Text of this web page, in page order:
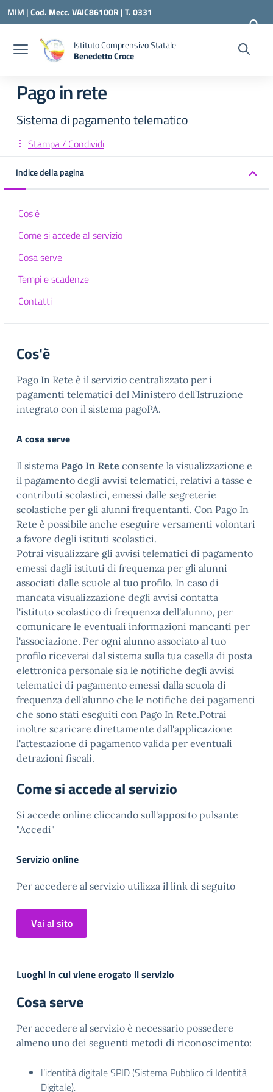
Vai ai contenuti
Vai al menu di navigazione
Vai al footer
MIM |Cod. Mecc. VAIC86100R | T. 0331
240260 | VAIC86100R@ISTRUZIONE.IT
Istituto Comprensivo Statale
Benedetto Croce
Pago in rete
Sistema di pagamento telematico
Stampa / Condividi
Indice della pagina
Cos'è
Come si accede al servizio
Cosa serve
Tempi e scadenze
Contatti
Cos'è
Pago In Rete è il servizio centralizzato per i
pagamenti telematici del Ministero dell’Istruzione
integrato con il sistema pagoPA.
A cosa serve
Il sistema Pago In Rete consente la visualizzazione e
il pagamento degli avvisi telematici, relativi a tasse e
contributi scolastici, emessi dalle segreterie
scolastiche per gli alunni frequentanti. Con Pago In
Rete è possibile anche eseguire versamenti volontari
a favore degli istituti scolastici.
Potrai visualizzare gli avvisi telematici di pagamento
emessi dagli istituti di frequenza per gli alunni
associati dalle scuole al tuo profilo. In caso di
mancata visualizzazione degli avvisi contatta
l'istituto scolastico di frequenza dell'alunno, per
comunicare le eventuali informazioni mancanti per
l'associazione. Per ogni alunno associato al tuo
profilo riceverai dal sistema sulla tua casella di posta
elettronica personale sia le notifiche degli avvisi
telematici di pagamento emessi dalla scuola di
frequenza dell'alunno che le notifiche dei pagamenti
che sono stati eseguiti con Pago In Rete.Potrai
inoltre scaricare direttamente dall'applicazione
l'attestazione di pagamento valida per eventuali
detrazioni fiscali.
Come si accede al servizio
Si accede online cliccando sull'apposito pulsante
"Accedi"
Servizio online
Per accedere al servizio utilizza il link di seguito
Vai al sito
Luoghi in cui viene erogato il servizio
Cosa serve
Per accedere al servizio è necessario possedere
almeno uno dei seguenti metodi di riconoscimento:
l’identità digitale SPID (Sistema Pubblico di Identità
Digitale).